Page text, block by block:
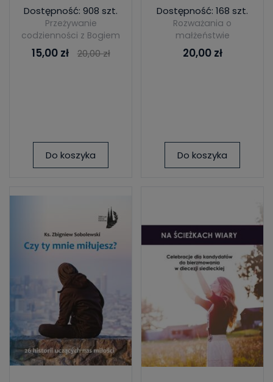
Dostępność: 908 szt.
Przeżywanie
codzienności z Bogiem
15,00 zł 20,00 zł
Do koszyka
Dostępność: 168 szt.
Rozważania o
małżeństwie
20,00 zł
Do koszyka